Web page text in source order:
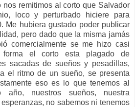
nos remitimos al corto que Salvador
loco y perturbado hiciere para
Me hubiera gustado poder publicar
pero dado que la misma jamás
comercialmente se me hizo casi
forma el corto esta plagado de
sacadas de sueños y pesadillas,
el ritmo de un sueño, se presenta
eso es lo que tenemos al
año, nuestros sueños, nuestra
no sabemos ni tenemos